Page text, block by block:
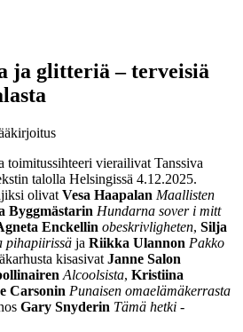
ja glitteriä – terveisiä
toimitussihteeri vierailivat Tanssiva
talolla Helsingissä 4.12.2025.
olivat Vesa Haapalan Maallisten
Byggmästarin Hundarna sover i mitt
Enckellin obeskrivligheten, Silja
pihapiirissä ja Riikka Ulannon Pakko
kisasivat Janne Salon
Alcoolsista, Kristiina
Carsonin Punaisen omaelämäkerrasta
Gary Snyderin Tämä hetki -